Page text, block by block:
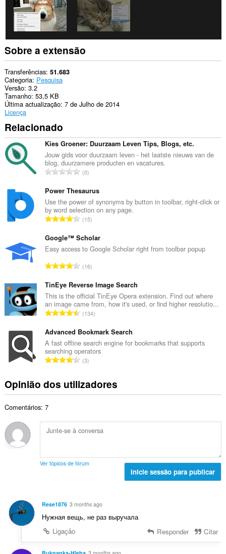
Sobre a extensão
Transferências 51.683
Categoria Pesquisa
Versão 3.2
Tamanho 53,5 KB
Última actualização 7 de Julho de 2014
Licença
Relacionado
Kies Groener: Duurzaam Leven Tips, Blogs, etc.
Jouw gids voor duurzaam leven - het laatste nieuws van de
blog, duurzamere producten en vacatures.
N
m
e
r
o
o
t
a
d
e
a
v
l
i
a
ç
e
s
0
Power Thesaurus
Use the power of synonyms by button in toolbar, right-click or
by word selection on any page.
N
m
e
o
o
t
a
d
e
a
v
l
i
õ
e
15
Google™ Scholar
Easy access to Google Scholar right from toolbar popup
N
m
e
r
o
o
t
a
e
a
l
ç
õ
16
TinEye Reverse Image Search
This is the official TinEye Opera extension. Find out where
an image came from, how it's used, or find higher resolutio...
N
m
e
r
o
o
t
d
e
a
ç
õ
e
:
134
Advanced Bookmark Search
A fast offline search engine for bookmarks that supports
searching operators
N
m
e
t
o
l
v
l
a
ç
3
Opinião dos utilizadores
Comentários: 7
Ver tópicos de fórum
Inicie sessão para publicar
Rese1876 3 months ago
Нужная вещь, не раз выручала
Ligação
Responder Citar